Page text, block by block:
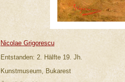
Nicolae Grigorescu
Entstanden: 2. Hälfte 19. Jh.
Kunstmuseum, Bukarest